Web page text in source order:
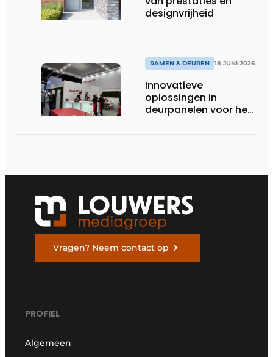
designvrijheid
RAMEN & DEUREN 18 JUNI 2026
Innovatieve
oplossingen in
deurpanelen voor het
Vragen? Neem contact op
PROFIEL
Algemeen